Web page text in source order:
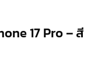
17 Pro – สี